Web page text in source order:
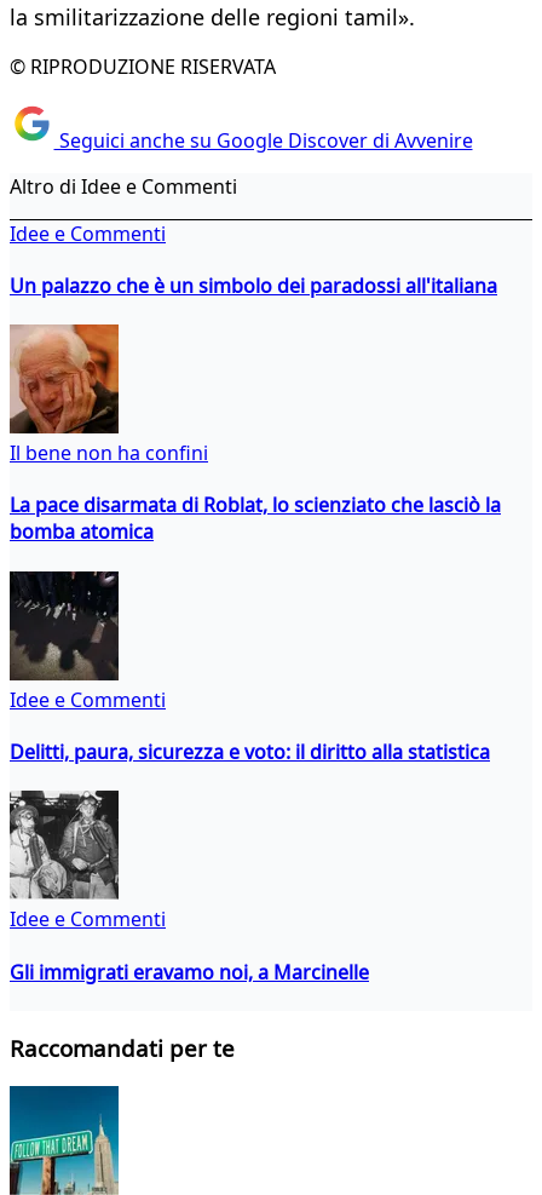
la smilitarizzazione delle regioni tamil».
© RIPRODUZIONE RISERVATA
Seguici anche su Google Discover di Avvenire
Altro di Idee e Commenti
Idee e Commenti
Un palazzo che è un simbolo dei paradossi all'italiana
Il bene non ha confini
La pace disarmata di Roblat, lo scienziato che lasciò la
bomba atomica
Idee e Commenti
Delitti, paura, sicurezza e voto: il diritto alla statistica
Idee e Commenti
Gli immigrati eravamo noi, a Marcinelle
Raccomandati per te